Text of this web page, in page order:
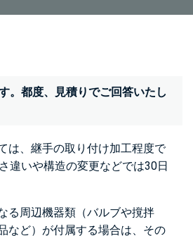
。都度、見積りでご回答いたし
は、継手の取り付け加工程度で
違いや構造の変更などでは30日
る周辺機器類（バルブや撹拌
など）が付属する場合は、その